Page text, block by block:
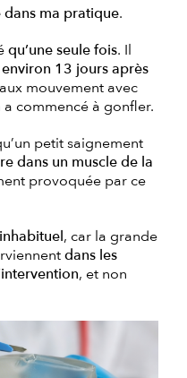
dans ma pratique.
qu’une seule fois. Il
environ 13 jours après
mouvement avec
a commencé à gonfler.
petit saignement
dans un muscle de la
provoquée par ce
, car la grande
dans les
, et non